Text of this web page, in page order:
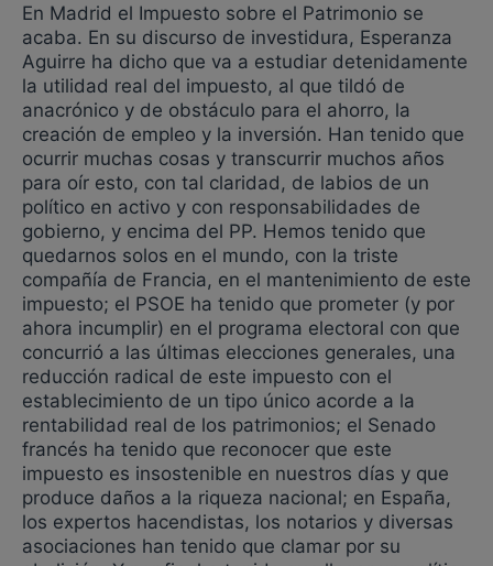
En Madrid el Impuesto sobre el Patrimonio se
acaba. En su discurso de investidura, Esperanza
Aguirre ha dicho que va a estudiar detenidamente
la utilidad real del impuesto, al que tildó de
anacrónico y de obstáculo para el ahorro, la
creación de empleo y la inversión. Han tenido que
ocurrir muchas cosas y transcurrir muchos años
para oír esto, con tal claridad, de labios de un
político en activo y con responsabilidades de
gobierno, y encima del PP. Hemos tenido que
quedarnos solos en el mundo, con la triste
compañía de Francia, en el mantenimiento de este
impuesto; el PSOE ha tenido que prometer (y por
ahora incumplir) en el programa electoral con que
concurrió a las últimas elecciones generales, una
reducción radical de este impuesto con el
establecimiento de un tipo único acorde a la
rentabilidad real de los patrimonios; el Senado
francés ha tenido que reconocer que este
impuesto es insostenible en nuestros días y que
produce daños a la riqueza nacional; en España,
los expertos hacendistas, los notarios y diversas
asociaciones han tenido que clamar por su